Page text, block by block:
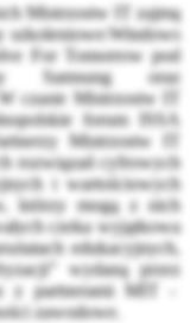
Mistrzostw IT zajmą
szkoleniowe:Windows
For Tomorrow pod
Samsung oraz
czasie Mistrzostw IT
forum ISSA
Mistrzostw IT
rozwiązań cyfrowych
i wartościowych
którzy mogą z nich
czeka wyjątkowa
edukacyjnych,
wydaną przez
z partnerami MIT -
zawodowe.